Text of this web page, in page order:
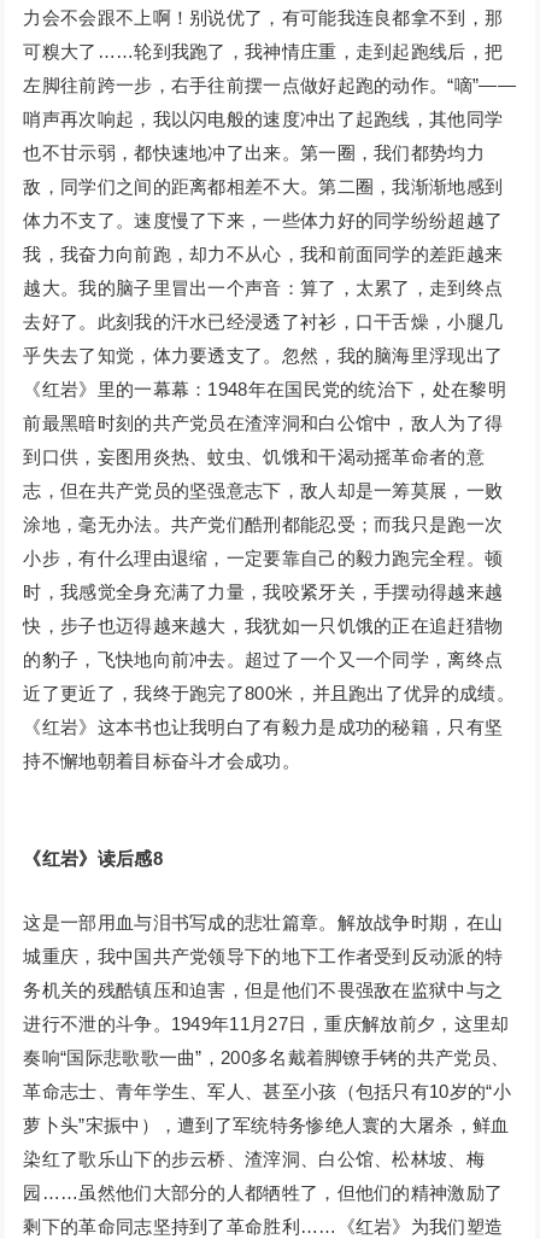
力会不会跟不上啊！别说优了，有可能我连良都拿不到，那
可糗大了……轮到我跑了，我神情庄重，走到起跑线后，把
左脚往前跨一步，右手往前摆一点做好起跑的动作。“嘀”——
哨声再次响起，我以闪电般的速度冲出了起跑线，其他同学
也不甘示弱，都快速地冲了出来。第一圈，我们都势均力
敌，同学们之间的距离都相差不大。第二圈，我渐渐地感到
体力不支了。速度慢了下来，一些体力好的同学纷纷超越了
我，我奋力向前跑，却力不从心，我和前面同学的差距越来
越大。我的脑子里冒出一个声音：算了，太累了，走到终点
去好了。此刻我的汗水已经浸透了衬衫，口干舌燥，小腿几
乎失去了知觉，体力要透支了。忽然，我的脑海里浮现出了
《红岩》里的一幕幕：1948年在国民党的统治下，处在黎明
前最黑暗时刻的共产党员在渣滓洞和白公馆中，敌人为了得
到口供，妄图用炎热、蚊虫、饥饿和干渴动摇革命者的意
志，但在共产党员的坚强意志下，敌人却是一筹莫展，一败
涂地，毫无办法。共产党们酷刑都能忍受；而我只是跑一次
小步，有什么理由退缩，一定要靠自己的毅力跑完全程。顿
时，我感觉全身充满了力量，我咬紧牙关，手摆动得越来越
快，步子也迈得越来越大，我犹如一只饥饿的正在追赶猎物
的豹子，飞快地向前冲去。超过了一个又一个同学，离终点
近了更近了，我终于跑完了800米，并且跑出了优异的成绩。
《红岩》这本书也让我明白了有毅力是成功的秘籍，只有坚
持不懈地朝着目标奋斗才会成功。
《红岩》读后感8
这是一部用血与泪书写成的悲壮篇章。解放战争时期，在山
城重庆，我中国共产党领导下的地下工作者受到反动派的特
务机关的残酷镇压和迫害，但是他们不畏强敌在监狱中与之
进行不泄的斗争。1949年11月27日，重庆解放前夕，这里却
奏响“国际悲歌歌一曲”，200多名戴着脚镣手铐的共产党员、
革命志士、青年学生、军人、甚至小孩（包括只有10岁的“小
萝卜头”宋振中），遭到了军统特务惨绝人寰的大屠杀，鲜血
染红了歌乐山下的步云桥、渣滓洞、白公馆、松林坡、梅
园……虽然他们大部分的人都牺牲了，但他们的精神激励了
剩下的革命同志坚持到了革命胜利……《红岩》为我们塑造